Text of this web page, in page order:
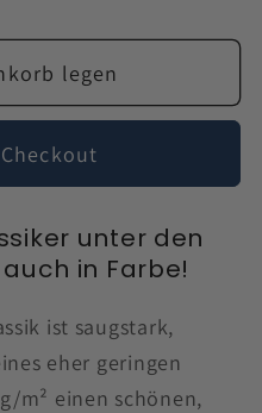
legen
unter den
in Farbe!
ist saugstark,
eher geringen
m² einen schönen,